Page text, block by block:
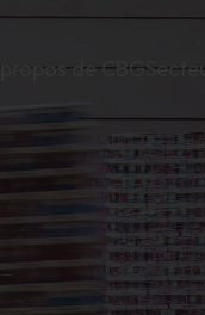
de CBG